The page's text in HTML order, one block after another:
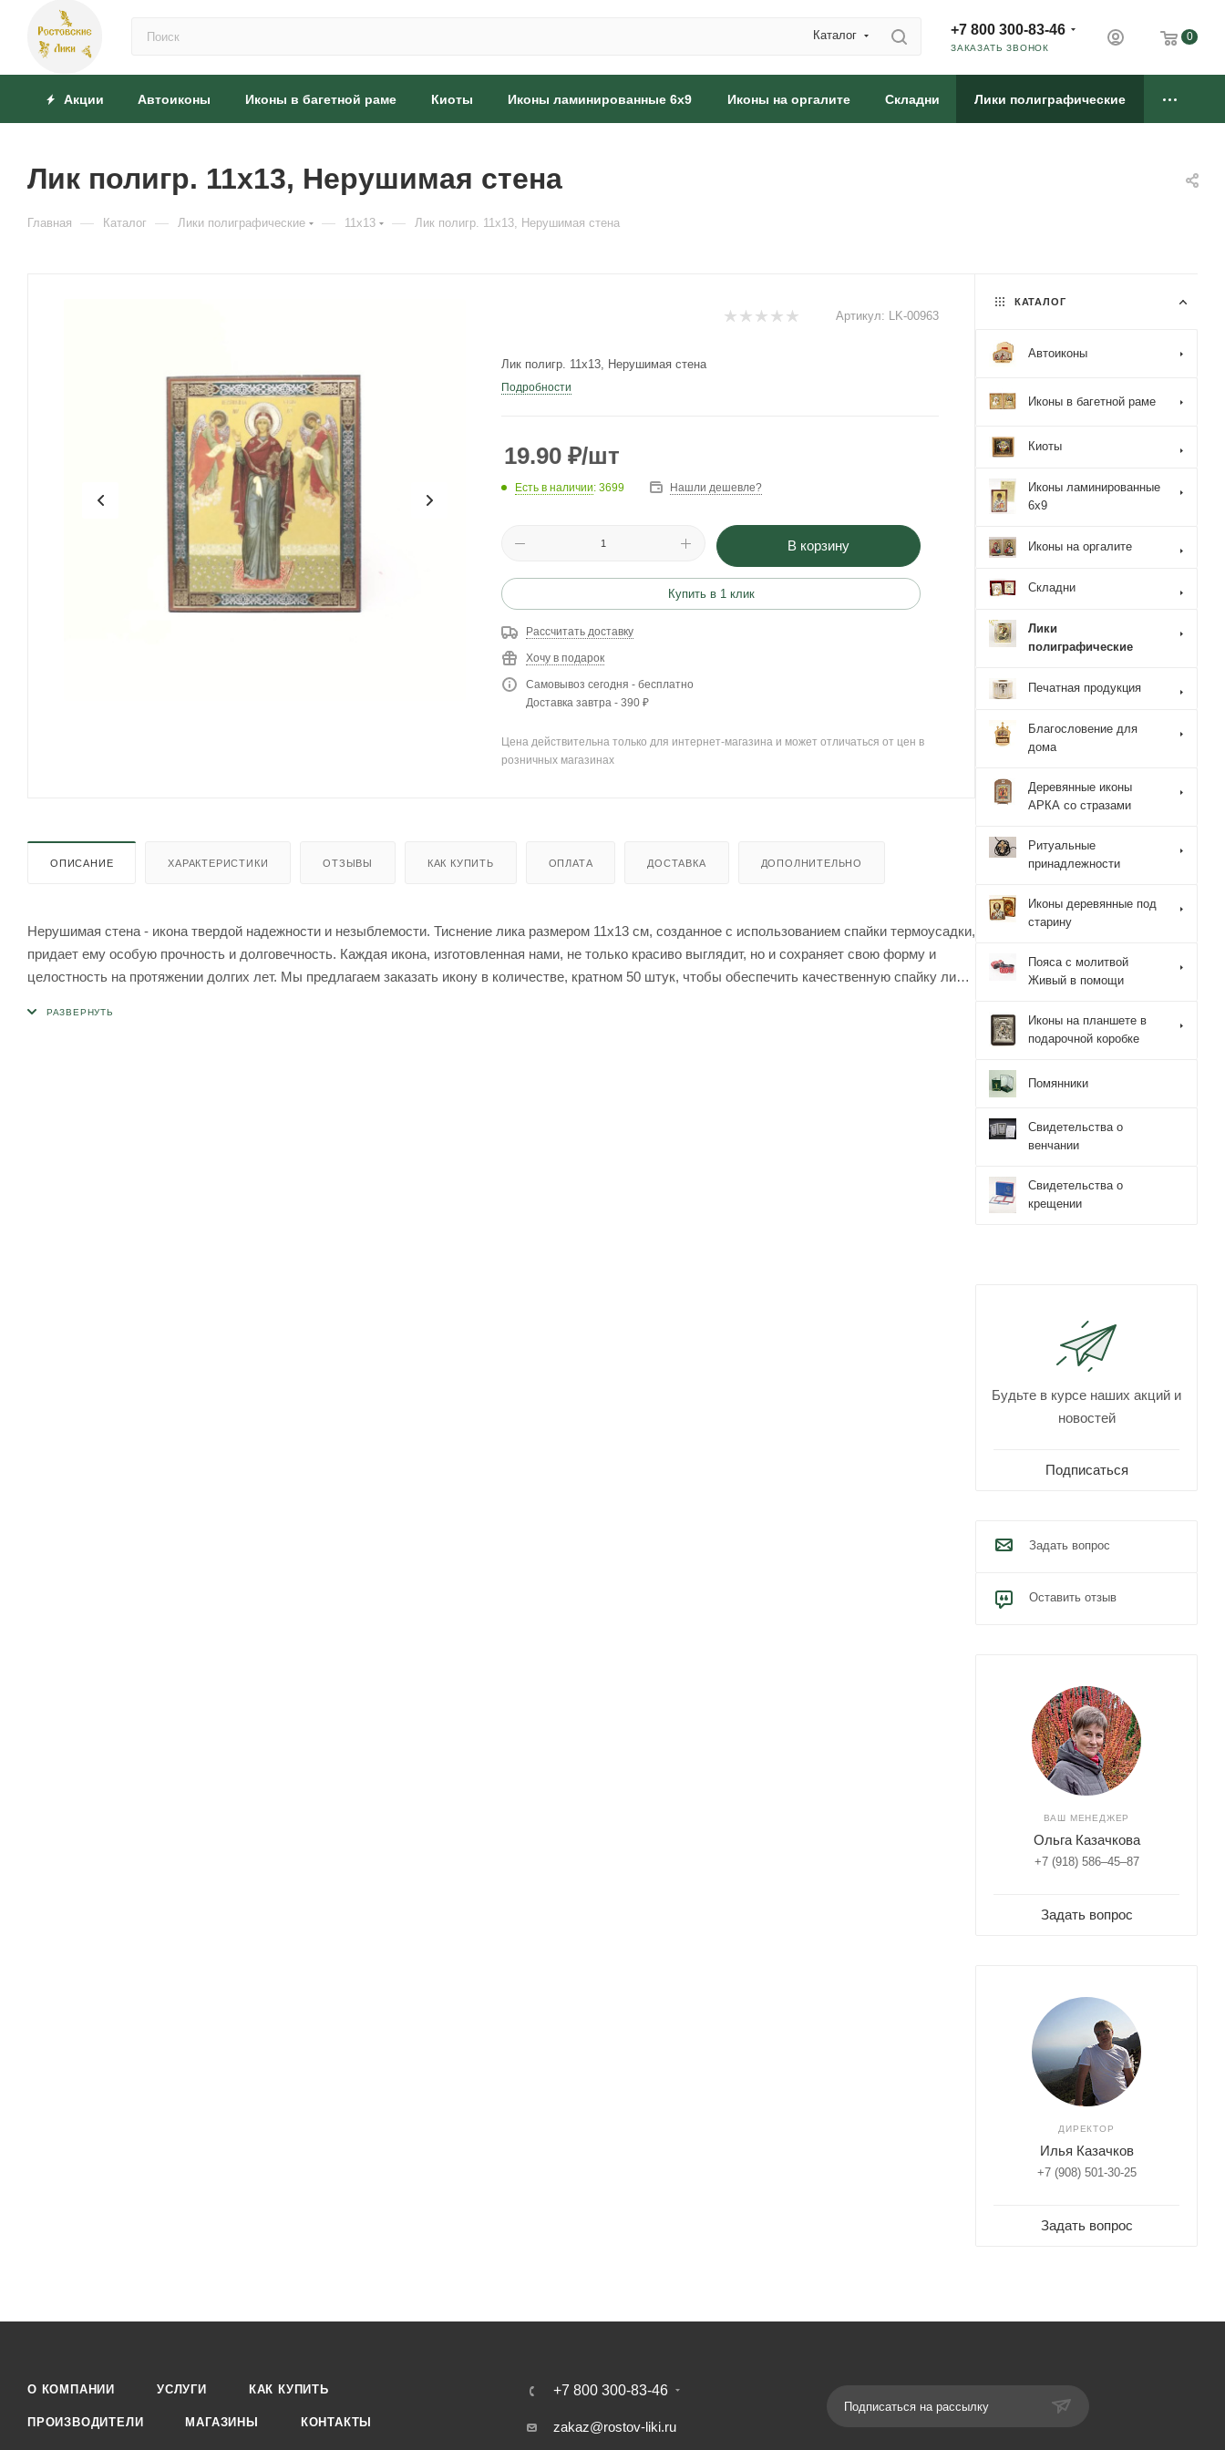
Каталог +7 800 300-83-46
ЗАКАЗАТЬ ЗВОНОК
0
Акции Автоиконы Иконы в багетной раме Киоты Иконы ламинированные 6x9 Иконы на оргалите Складни Лики полиграфические
Лик полигр. 11х13, Нерушимая стена
Главная — Каталог — Лики полиграфические — 11х13 — Лик полигр. 11х13, Нерушимая стена
Артикул: LK-00963
Лик полигр. 11х13, Нерушимая стена
Подробности
19.90 ₽/шт
Есть в наличии: 3699 Нашли дешевле?
В корзину
Купить в 1 клик
Рассчитать доставку
Хочу в подарок
Самовывоз сегодня - бесплатно
Доставка завтра - 390 ₽
Цена действительна только для интернет-магазина и может отличаться от цен в
розничных магазинах
ОПИСАНИЕ ХАРАКТЕРИСТИКИ ОТЗЫВЫ КАК КУПИТЬ ОПЛАТА ДОСТАВКА ДОПОЛНИТЕЛЬНО
Нерушимая стена - икона твердой надежности и незыблемости. Тиснение лика размером 11х13 см, созданное с использованием спайки термоусадки,
придает ему особую прочность и долговечность. Каждая икона, изготовленная нами, не только красиво выглядит, но и сохраняет свою форму и
целостность на протяжении долгих лет. Мы предлагаем заказать икону в количестве, кратном 50 штук, чтобы обеспечить качественную спайку лика.
КАТАЛОГ
Автоиконы
Иконы в багетной раме
Киоты
Иконы ламинированные
6x9
Иконы на оргалите
Складни
Лики
полиграфические
Печатная продукция
Благословение для
дома
Деревянные иконы
АРКА со стразами
Ритуальные
принадлежности
Иконы деревянные под
старину
Пояса с молитвой
Живый в помощи
Иконы на планшете в
подарочной коробке
Помянники
Свидетельства о
венчании
Свидетельства о
крещении
Будьте в курсе наших акций и
новостей
Подписаться
Задать вопрос
Оставить отзыв
ВАШ МЕНЕДЖЕР
Ольга Казачкова
+7 (918) 586–45–87
Задать вопрос
ДИРЕКТОР
Илья Казачков
+7 (908) 501-30-25
Задать вопрос
О КОМПАНИИ УСЛУГИ КАК КУПИТЬ
ПРОИЗВОДИТЕЛИ МАГАЗИНЫ КОНТАКТЫ
+7 800 300-83-46
zakaz@rostov-liki.ru
Подписаться на рассылку